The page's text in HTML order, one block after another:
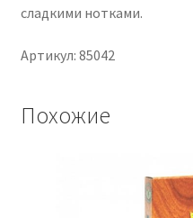
сладкими нотками.
Артикул: 85042
Похожие